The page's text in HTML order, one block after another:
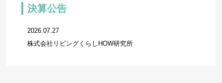
決算公告
2026.07.27
株式会社リビングくらしHOW研究所